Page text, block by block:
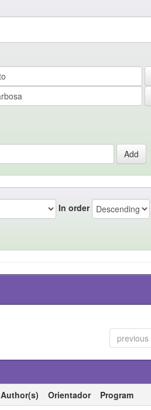
In order
previous
Author(s) Orientador Program